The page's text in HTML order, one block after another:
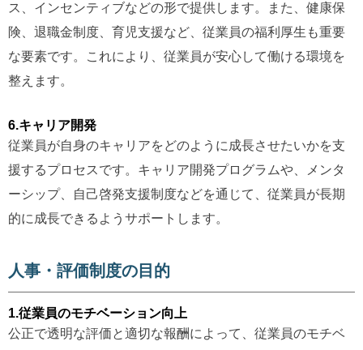
ス、インセンティブなどの形で提供します。また、健康保
険、退職金制度、育児支援など、従業員の福利厚生も重要
な要素です。これにより、従業員が安心して働ける環境を
整えます。
6.キャリア開発
従業員が自身のキャリアをどのように成長させたいかを支
援するプロセスです。キャリア開発プログラムや、メンタ
ーシップ、自己啓発支援制度などを通じて、従業員が長期
的に成長できるようサポートします。
人事・評価制度の目的
1.従業員のモチベーション向上
公正で透明な評価と適切な報酬によって、従業員のモチベ